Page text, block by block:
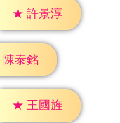
★ 許景淳
陳泰銘
★ 王國旌